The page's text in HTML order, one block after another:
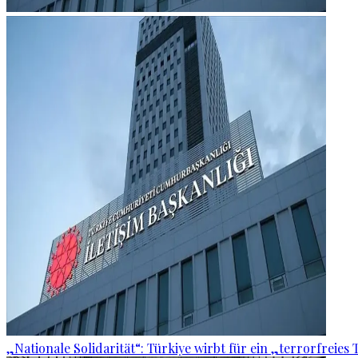
„Nationale Solidarität“: Türkiye wirbt für ein „terrorfreies